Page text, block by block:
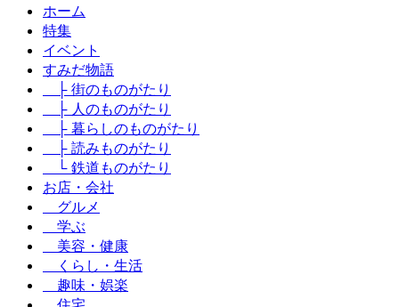
ホーム
特集
イベント
すみだ物語
├ 街のものがたり
├ 人のものがたり
├ 暮らしのものがたり
├ 読みものがたり
└ 鉄道ものがたり
お店・会社
グルメ
学ぶ
美容・健康
くらし・生活
趣味・娯楽